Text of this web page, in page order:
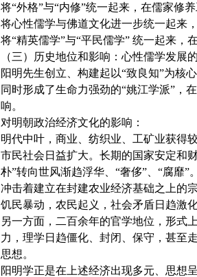
将“外格”与“内修”统一起来，在儒家修
将心性儒学与佛道文化进一步统一起来
将“精英儒学”与“平民儒学” 统一起来
（三）历史地位和影响：心性儒学发展
阳明先生创立、构建起以“致良知”为核
同时形成了生命力强劲的“姚江学派”，
响。
对明朝政治经济文化的影响：
明代中叶，商业、纺织业、工矿业获得
市民社会日益扩大。长期的国家安定和
朴”转向世风渐趋浮华、“奢侈”、“腐靡
冲击着建立在封建农业经济基础之上的
饥民暴动，农民起义，社会矛盾日趋激
另一方面，二百余年的官学地位，形式
力，理学日趋僵化、封闭、保守，甚至
思想。
阳明学正是在上述经济出现多元、思想